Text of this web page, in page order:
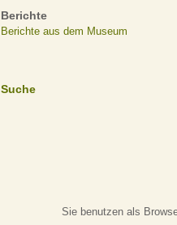
Berichte
Berichte aus dem Museum
Suche
Sie benutzen als